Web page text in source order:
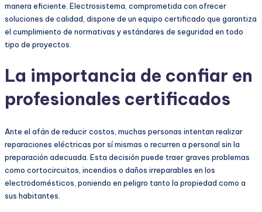
manera eficiente. Electrosistema, comprometida con ofrecer
soluciones de calidad, dispone de un equipo certificado que garantiza
el cumplimiento de normativas y estándares de seguridad en todo
tipo de proyectos.
La importancia de confiar en
profesionales certificados
Ante el afán de reducir costos, muchas personas intentan realizar
reparaciones eléctricas por sí mismas o recurren a personal sin la
preparación adecuada. Esta decisión puede traer graves problemas
como cortocircuitos, incendios o daños irreparables en los
electrodomésticos, poniendo en peligro tanto la propiedad como a
sus habitantes.